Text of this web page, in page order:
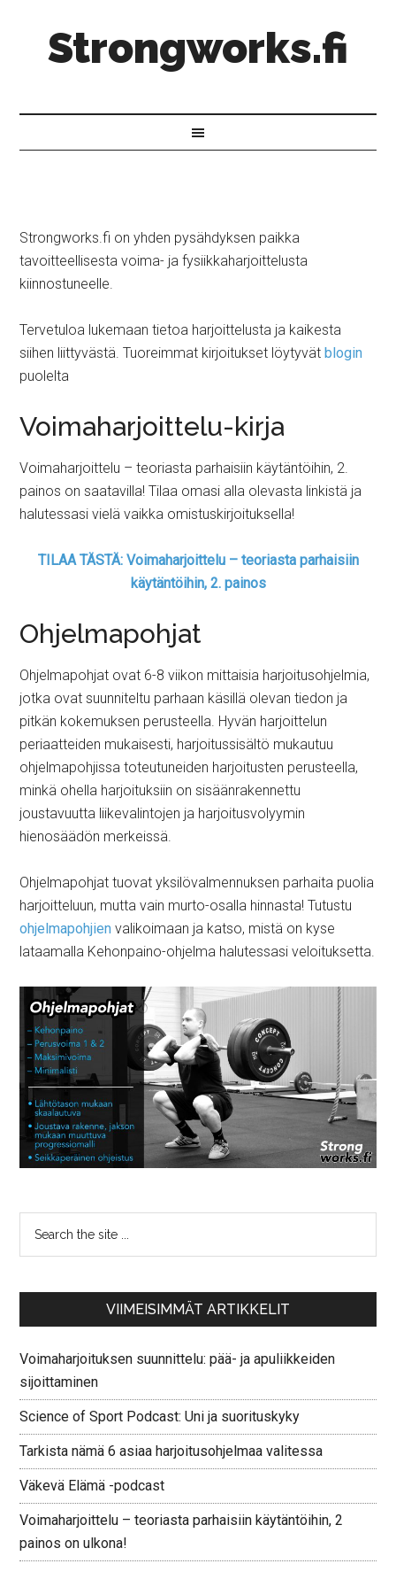
Strongworks.fi
Strongworks.fi on yhden pysähdyksen paikka
tavoitteellisesta voima- ja fysiikkaharjoittelusta
kiinnostuneelle.
Tervetuloa lukemaan tietoa harjoittelusta ja kaikesta
siihen liittyvästä. Tuoreimmat kirjoitukset löytyvätblogin
puolelta
Voimaharjoittelu-kirja
Voimaharjoittelu – teoriasta parhaisiin käytäntöihin, 2.
painos on saatavilla! Tilaa omasi alla olevasta linkistä ja
halutessasi vielä vaikka omistuskirjoituksella!
TILAA TÄSTÄ: Voimaharjoittelu – teoriasta parhaisiin
käytäntöihin, 2. painos
Ohjelmapohjat
Ohjelmapohjat ovat 6-8 viikon mittaisia harjoitusohjelmia,
jotka ovat suunniteltu parhaan käsillä olevan tiedon ja
pitkän kokemuksen perusteella. Hyvän harjoittelun
periaatteiden mukaisesti, harjoitussisältö mukautuu
ohjelmapohjissa toteutuneiden harjoitusten perusteella,
minkä ohella harjoituksiin on sisäänrakennettu
joustavuutta liikevalintojen ja harjoitusvolyymin
hienosäädön merkeissä.
Ohjelmapohjat tuovat yksilövalmennuksen parhaita puolia
harjoitteluun, mutta vain murto-osalla hinnasta! Tutustu
ohjelmapohjien valikoimaan ja katso, mistä on kyse
lataamalla Kehonpaino-ohjelma halutessasi veloituksetta.
VIIMEISIMMÄT ARTIKKELIT
Voimaharjoituksen suunnittelu: pää- ja apuliikkeiden
sijoittaminen
Science of Sport Podcast: Uni ja suorituskyky
Tarkista nämä 6 asiaa harjoitusohjelmaa valitessa
Väkevä Elämä -podcast
Voimaharjoittelu – teoriasta parhaisiin käytäntöihin, 2
painos on ulkona!